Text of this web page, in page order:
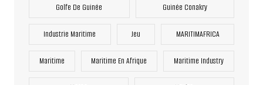
Golfe De Guinée Guinée Conakry
Industrie Maritime Jeu MARITIMAFRICA
Maritime Maritime En Afrique Maritime Industry